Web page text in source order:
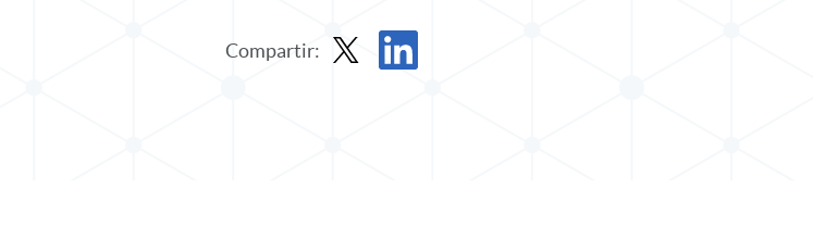
Compartir: